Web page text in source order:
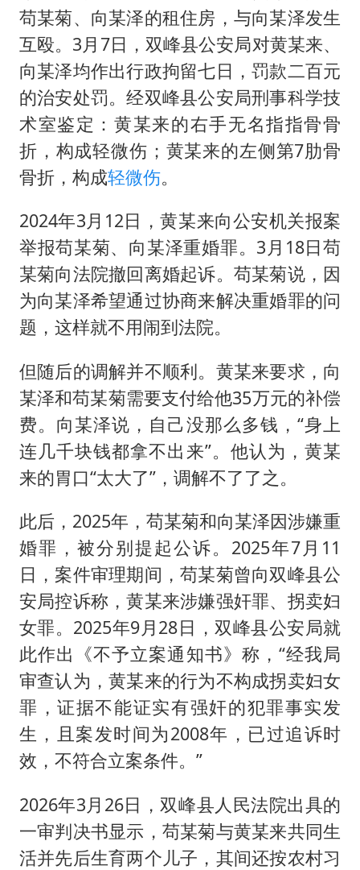
苟某菊、向某泽的租住房，与向某泽发生
互殴。3月7日，双峰县公安局对黄某来、
向某泽均作出行政拘留七日，罚款二百元
的治安处罚。经双峰县公安局刑事科学技
术室鉴定：黄某来的右手无名指指骨骨
折，构成轻微伤；黄某来的左侧第7肋骨
骨折，构成轻微伤。
2024年3月12日，黄某来向公安机关报案
举报苟某菊、向某泽重婚罪。3月18日苟
某菊向法院撤回离婚起诉。苟某菊说，因
为向某泽希望通过协商来解决重婚罪的问
题，这样就不用闹到法院。
但随后的调解并不顺利。黄某来要求，向
某泽和苟某菊需要支付给他35万元的补偿
费。向某泽说，自己没那么多钱，“身上
连几千块钱都拿不出来”。他认为，黄某
来的胃口“太大了”，调解不了了之。
此后，2025年，苟某菊和向某泽因涉嫌重
婚罪，被分别提起公诉。2025年7月11
日，案件审理期间，苟某菊曾向双峰县公
安局控诉称，黄某来涉嫌强奸罪、拐卖妇
女罪。2025年9月28日，双峰县公安局就
此作出《不予立案通知书》称，“经我局
审查认为，黄某来的行为不构成拐卖妇女
罪，证据不能证实有强奸的犯罪事实发
生，且案发时间为2008年，已过追诉时
效，不符合立案条件。”
2026年3月26日，双峰县人民法院出具的
一审判决书显示，苟某菊与黄某来共同生
活并先后生育两个儿子，其间还按农村习